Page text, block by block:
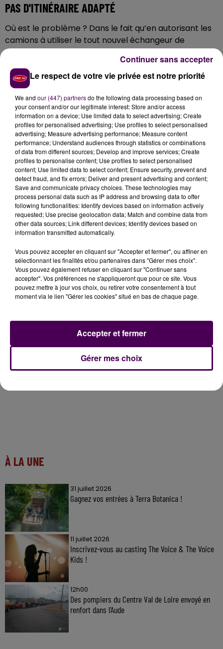
PAS D'ITINÉRAIRE ADAPTÉ
Où est le problème ? Dans le fait qu’en autorisant les
camions à utiliser le tout nouvel échangeur de
Connerré sans attendre la réalisation de la déviation
qui, à terme, doit aller avec, on fera transiterun trafic
potentiellement dangereux sur des axes qui n’ont
pas été dimensionnés pour cela
de la Gare, bordée d’habitations, dans laquelle deux
voitures se croisent déjà difficilement et où l’on trouve
l’école élémentaire Jean-Rostand. Si cet itinéraire est
interdit par arrêté municipal –ce qui paraît
inéluctable-, alors les camions passeront par les
petites routes de campagne, guère plus adaptées.
L'ETAT MIS EN ACCUSATION
Cette décision préfectorale, qu’ils disent"regretter"
met de facto les élus locaux en première ligne :"Face
aux difficultés,l’Etat ne donne pas le signal d’être
aux côtés des collectivités et de leurs habitants
il est important que les délais annoncés par le
Conseil départemental soient respectés": en
l’occurrence, une deuxième partie du"barreau de
raccordement"entre l’A11 et la D323 qui doit être
n’avoir à gérer que la circulation automobile et
pouvoir offrir à ses administrés
À LA UNE
31 juillet 2026
Gagnez vos entrées à Terra Botanica !
11 juillet 2026
Inscrivez-vous au casting The Voice & The Voice
Kids !
12h00
Des pompiers du Centre Val de Loire envoyé en
renfort dans l'Aude
Le respect de votre vie privée est notre priorité
We and our (447) partnersdo the following data processing based on
your consent and/or our legitimate interest: Store and/or access
information on a device; Use limited data to select advertising; Create
profiles for personalised advertising; Use profiles to select personalised
advertising; Measure advertising performance; Measure content
performance; Understand audiences through statistics or combinations
of data from different sources; Develop and improve services; Create
profiles to personalise content; Use profiles to select personalised
content; Use limited data to select content; Ensure security, prevent and
detect fraud, and fix errors; Deliver and present advertising and content;
Save and communicate privacy choices. These technologies may
process personal data such as IP address and browsing data to offer
following functionalities: Identify devices based on information actively
requested; Use precise geolocation data; Match and combine data from
other data sources; Link different devices; Identify devices based on
information transmitted automatically.
Vous pouvez accepter en cliquant sur "Accepter et fermer", ou affiner en
sélectionnant les finalités et/ou partenaires dans "Gérer mes choix".
Vous pouvez également refuser en cliquant sur "Continuer sans
accepter". Vos préférences ne s'appliqueront que pour ce site. Vous
pouvez mettre à jour vos choix, ou retirer votre consentement à tout
moment via le lien "Gérer les cookies" situé en bas de chaque page.
Gérer mes choix
Accepter et fermer
Continuer sans accepter